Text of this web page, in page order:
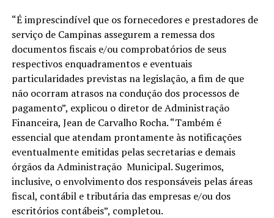
“É imprescindível que os fornecedores e prestadores de
serviço de Campinas assegurem a remessa dos
documentos fiscais e/ou comprobatórios de seus
respectivos enquadramentos e eventuais
particularidades previstas na legislação, a fim de que
não ocorram atrasos na condução dos processos de
pagamento”, explicou o diretor de Administração
Financeira, Jean de Carvalho Rocha. “Também é
essencial que atendam prontamente às notificações
eventualmente emitidas pelas secretarias e demais
órgãos da Administração Municipal. Sugerimos,
inclusive, o envolvimento dos responsáveis pelas áreas
fiscal, contábil e tributária das empresas e/ou dos
escritórios contábeis”, completou.